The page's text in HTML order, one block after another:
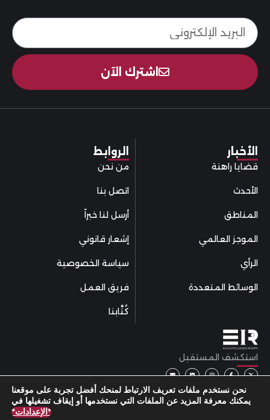
اشترك الآن
الأخبار
قضايا راهنة
الأحدث
المناطق
الموجز العالمي
الرأي
الوسائط المتعددة
الروابط
من نحن
اتصل بنا
أرسل لنا خبراً
إشعار قانوني
سياسة الخصوصية
فريق العمل
كُتَّابنا
استكشف المستقبل
نحن نستخدم ملفات تعريف الارتباط لمنحك أفضل تجربة على موقعنا
يمكنك معرفة المزيد عن الملفات التي نستخدمها أو إيقاف تشغيلها في
*الإعدادات*